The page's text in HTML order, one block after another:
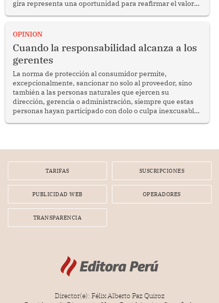
gira representa una oportunidad para reafirmar el valor
enfrenta desafíos en materia de desarrollo, cohesión
OPINION
Cuando la responsabilidad alcanza a los
gerentes
La norma de protección al consumidor permite,
excepcionalmente, sancionar no solo al proveedor, sino
también a las personas naturales que ejercen su
dirección, gerencia o administración, siempre que estas
personas hayan participado con dolo o culpa inexcusable
por la frustrada realización de un meet and greet con
TARIFAS SUSCRIPCIONES
PUBLICIDAD WEB OPERADORES
TRANSPARENCIA
Director(e): Félix Alberto Paz Quiroz